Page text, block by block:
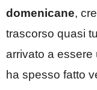
domenicane,
trascorso quasi
arrivato a essere
ha spesso fatto